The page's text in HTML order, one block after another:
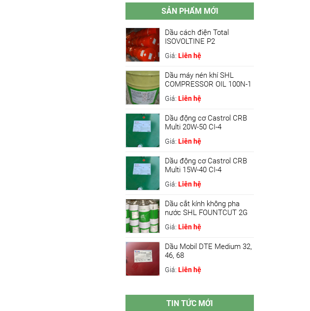
SẢN PHẨM MỚI
Dầu cách điện Total
ISOVOLTINE P2
Giá: Liên hệ
Dầu máy nén khí SHL
COMPRESSOR OIL 100N-1
Giá: Liên hệ
Dầu động cơ Castrol CRB
Multi 20W-50 CI-4
Giá: Liên hệ
Dầu động cơ Castrol CRB
Multi 15W-40 CI-4
Giá: Liên hệ
Dầu cắt kính không pha
nước SHL FOUNTCUT 2G
Giá: Liên hệ
Dầu Mobil DTE Medium 32,
46, 68
Giá: Liên hệ
TIN TỨC MỚI